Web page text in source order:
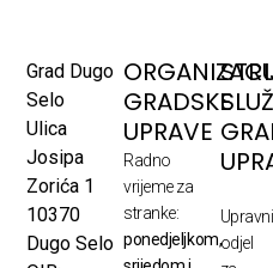
Grad Dugo
Selo
Ulica
Josipa
Zorića 1
10370
Dugo Selo
GRADSKE
UPRAVE
Radno
vrijeme za
stranke:
ponedjeljkom,
Upravni
odjel